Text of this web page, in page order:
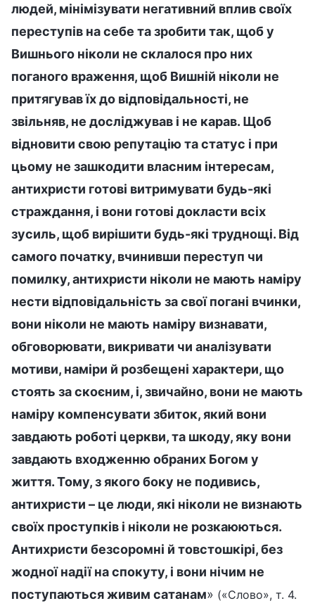
людей, мінімізувати негативний вплив своїх
переступів на себе та зробити так, щоб у
Вишнього ніколи не склалося про них
поганого враження, щоб Вишній ніколи не
притягував їх до відповідальності, не
звільняв, не досліджував і не карав. Щоб
відновити свою репутацію та статус і при
цьому не зашкодити власним інтересам,
антихристи готові витримувати будь-які
страждання, і вони готові докласти всіх
зусиль, щоб вирішити будь-які труднощі. Від
самого початку, вчинивши переступ чи
помилку, антихристи ніколи не мають наміру
нести відповідальність за свої погані вчинки,
вони ніколи не мають наміру визнавати,
обговорювати, викривати чи аналізувати
мотиви, наміри й розбещені характери, що
стоять за скоєним, і, звичайно, вони не мають
наміру компенсувати збиток, який вони
завдають роботі церкви, та шкоду, яку вони
завдають входженню обраних Богом у
життя. Тому, з якого боку не подивись,
антихристи – це люди, які ніколи не визнають
своїх проступків і ніколи не розкаюються.
Антихристи безсоромні й товстошкірі, без
жодної надії на спокуту, і вони нічим не
поступаються живим сатанам» («Слово», т. 4.